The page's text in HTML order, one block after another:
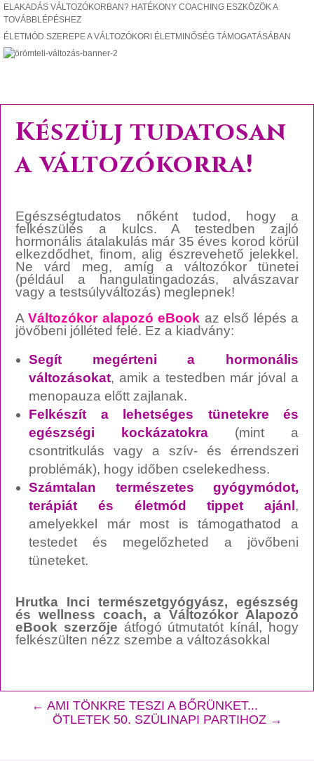
ELAKADÁS VÁLTOZÓKORBAN? HATÉKONY COACHING ESZKÖZÖK A
TOVÁBBLÉPÉSHEZ
ÉLETMÓD SZEREPE A VÁLTOZÓKORI ÉLETMINŐSÉG TÁMOGATÁSÁBAN
Készülj tudatosan
a változókorra!
Egészségtudatos nőként tudod, hogy a
felkészülés a kulcs. A testedben zajló
hormonális átalakulás már 35 éves korod körül
elkezdődhet, finom, alig észrevehető jelekkel.
Ne várd meg, amíg a változókor tünetei
(például a hangulatingadozás, alvászavar
vagy a testsúlyváltozás) meglepnek!
AVáltozókor alapozó eBook az első lépés a
jövőbeni jólléted felé. Ez a kiadvány:
Segít megérteni a hormonális
változásokat, amik a testedben már jóval a
menopauza előtt zajlanak.
Felkészít a lehetséges tünetekre és
egészségi kockázatokra (mint a
csontritkulás vagy a szív- és érrendszeri
problémák), hogy időben cselekedhess.
Számtalan természetes gyógymódot,
terápiát és életmód tippet ajánl ,
amelyekkel már most is támogathatod a
testedet és megelőzheted a jövőbeni
tüneteket.
Hrutka Inci természetgyógyász, egészség
és wellness coach, a Változókor Alapozó
eBook szerzője átfogó útmutatót kínál, hogy
felkészülten nézz szembe a változásokkal
← AMI TÖNKRE TESZI A BŐRÜNKET...
ÖTLETEK 50. SZÜLINAPI PARTIHOZ →